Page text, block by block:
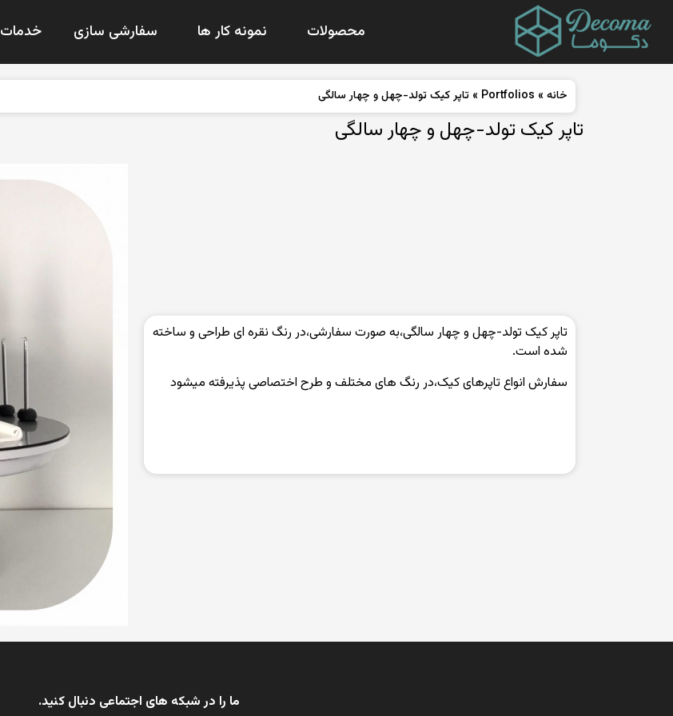
محصولات نمونه کار ها سفارشی سازی خدمات
خانه »
Portfolios
» تاپر کیک تولد-چهل و چهار سالگی
تاپر کیک تولد-چهل و چهار سالگی
تاپر کیک تولد-چهل و چهار سالگی،به صورت سفارشی،در رنگ نقره ای طراحی و ساخته
شده است.
سفارش انواع تاپرهای کیک،در رنگ های مختلف و طرح اختصاصی پذیرفته میشود
ما را در شبکه های اجتماعی دنبال کنید.